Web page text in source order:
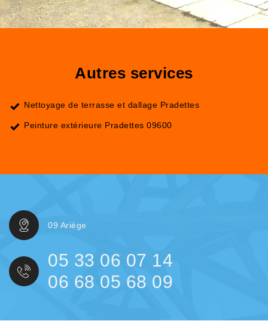
Autres services
Nettoyage de terrasse et dallage Pradettes
Peinture extérieure Pradettes 09600
09 Ariège
05 33 06 07 14
06 68 05 68 09